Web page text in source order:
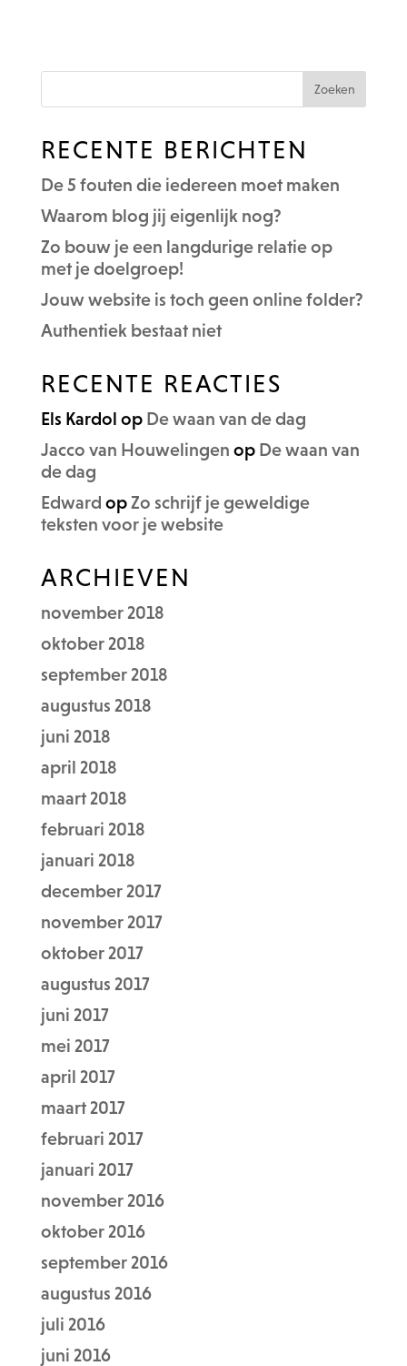
RECENTE BERICHTEN
De 5 fouten die iedereen moet maken
Waarom blog jij eigenlijk nog?
Zo bouw je een langdurige relatie op
met je doelgroep!
Jouw website is toch geen online folder?
Authentiek bestaat niet
RECENTE REACTIES
Els Kardol op De waan van de dag
Jacco van Houwelingen op De waan van
de dag
Edward opZo schrijf je geweldige
teksten voor je website
ARCHIEVEN
november 2018
oktober 2018
september 2018
augustus 2018
juni 2018
april 2018
maart 2018
februari 2018
januari 2018
december 2017
november 2017
oktober 2017
augustus 2017
juni 2017
mei 2017
april 2017
maart 2017
februari 2017
januari 2017
november 2016
oktober 2016
september 2016
augustus 2016
juli 2016
juni 2016